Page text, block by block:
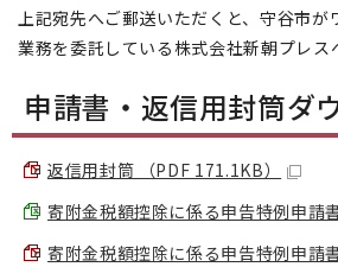
上記宛先へご郵送いただくと、守谷市が
業務を委託している株式会社新朝プレス
申請書・返信用封筒ダ
返信用封筒 （PDF 171.1KB）
寄附金税額控除に係る申告特例申請
寄附金税額控除に係る申告特例申請